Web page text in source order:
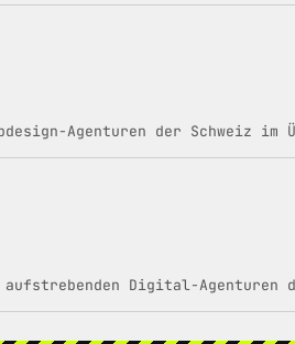
Agenturen der Schweiz im
Digital-Agenturen